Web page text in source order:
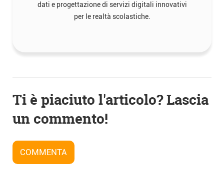
dati e progettazione di servizi digitali innovativi
per le realtà scolastiche.
Navigazione
articoli
Ti è piaciuto l'articolo? Lascia
un commento!
COMMENTA